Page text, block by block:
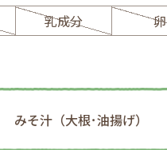
乳成分 卵
みそ汁（大根･油揚げ）